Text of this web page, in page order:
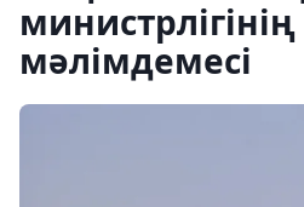
министрлігінің
мәлімдемесі